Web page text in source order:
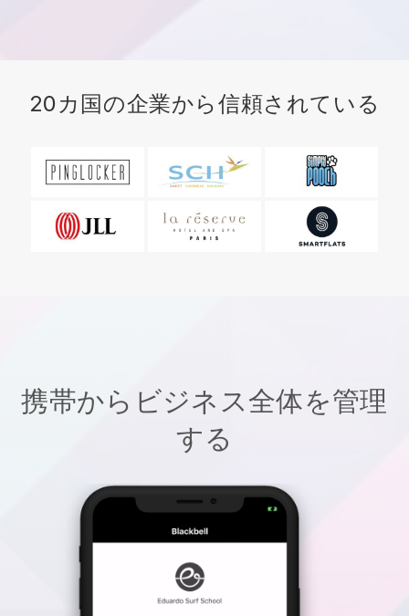
20カ国の企業から信頼されている
携帯からビジネス全体を管理
する